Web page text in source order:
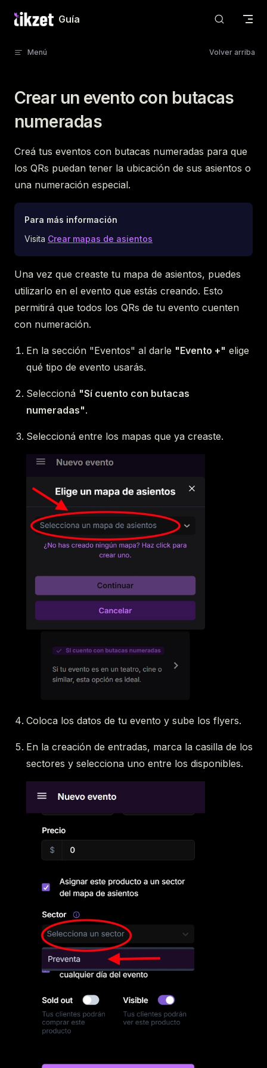
Skip to contentGuía
Menú Volver arriba
Crear un evento con butacas
numeradas
Creá tus eventos con butacas numeradas para que
los QRs puedan tener la ubicación de sus asientos o
una numeración especial.
Para más información
Visita Crear mapas de asientos
Una vez que creaste tu mapa de asientos, puedes
utilizarlo en el evento que estás creando. Esto
permitirá que todos los QRs de tu evento cuenten
con numeración.
En la sección "Eventos" al darle "Evento +" elige
qué tipo de evento usarás.
Seleccioná "Sí cuento con butacas
numeradas".
Seleccioná entre los mapas que ya creaste.
Coloca los datos de tu evento y sube los flyers.
En la creación de entradas, marca la casilla de los
sectores y selecciona uno entre los disponibles.